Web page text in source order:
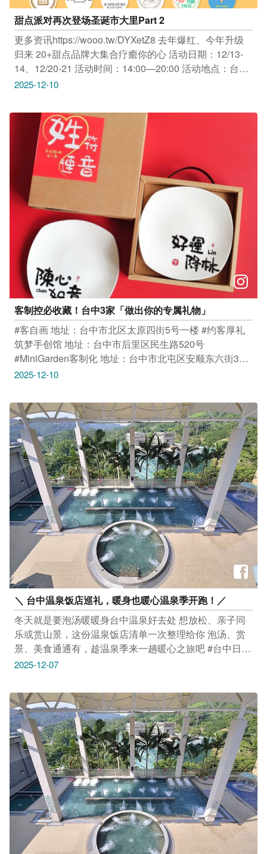
甜点派对再次登场圣诞市大里Part 2
更多资讯https://wooo.tw/DYXetZ8 去年爆红、今年升级
归来 20+甜点品牌大集合疗癒你的心 活动日期：12/13-
14、12/20-21 活动时间：14:00—20:00 活动地点：台中
大里艺术广场1F(台中市大里区科技路1号) 必逛亮点 【音
间：16:30│18:00 (一日2场) 阵容：台湾青年管乐团 【欢
乐耶诞游行：热情舞力秀】 日期：12/14(日)、12/20(六)
时间：15:30│16:30│17:30 (一日3场) 阵容：异国专业舞
者 全馆满 $399！转出圣诞甜蜜礼 限量有限，赠完为止！
周周抽品牌甜点 12/16抽UNA-VERSE Dessert 双人甜点
兑换券 (价值3000元) 12/23抽LADY M 经典原味千层蛋糕
9寸 兑换券(价值2700元) 12/30抽UNA-VERSE Dessert
双人甜点兑换券(价值3000元)
2025-12-10
客制控必收藏！台中3家「做出你的专属礼物」
#客自画 地址：台中市北区太原四街5号一楼 #约客厚礼
筑梦手创馆 地址：台中市后里区民生路520号
#MiniGarden客制化 地址：台中市北屯区安顺东六街37
号 感谢IG网友 @customdesign_tw、@minigarden_boss
美照在大玩台中FB、IG、微博及台中观光旅游网上曝光
喔！ #taichungtravels #travel #scenery #Landscape
#taiwan #taichung #discovertaichung #여행 #풍경 #観光
#旅行 #风景 #台中 #大玩台中 #台中景点 #打卡景点 #台
中风景 #台中旅游‌‌‌ #客自画 #约客厚礼筑梦手创馆
#MiniGarden客制化
2025-12-10
＼ 台中温泉饭店巡礼，暖身也暖心温泉季开跑！／
冬天就是要泡汤暖暖身台中温泉好去处 想放松、亲子同
乐或赏山景，这份温泉饭店清单一次整理给你 泡汤、赏
景、美食通通有，趁温泉季来一趟暖心之旅吧 #台中日光
温泉会馆 让大人放松、孩子放电的日光温泉会馆 温暖的
从入住的那刻起就开始疗癒 地址：台中市北屯区东山路
二段光西巷78号 时间：24HR 感谢店家 日光温泉会馆 提
供授权美照 #清新温泉饭店 冬天泡汤暖心，露天水疗
池、室内三温暖 药浴池与蒸气室一次享受 在山风里放松
身体，在温泉里卸下疲惫， 让旅程从这里开始变得慢下
来、舒服起来 地址：台中市乌日区温泉路2号1F-2 时
间：24HR 感谢店家 提供授权美照 #东势林场游乐区 不
只泡汤暖身还能漫步森林步道 在树海里听风、在山里闻
芬多精 冬日赏景＋暖汤，一次收集大自然的疗癒 地址：
台中市东势区势林街6-1号 时间：06:30–22:00 感谢店家
提供授权美照 #谷关温泉饭店 着名温泉区，泡汤配上山
林美景真的超疗癒 群山环抱、自然步道相随，在这里能
2025-12-07